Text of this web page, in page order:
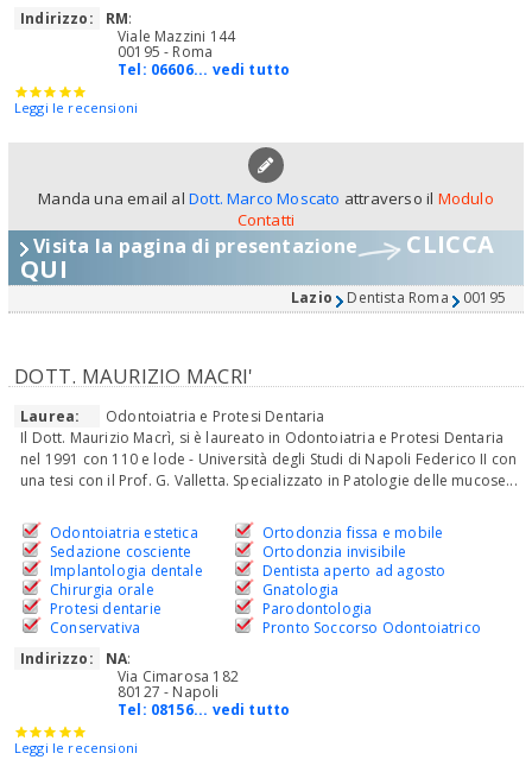
Indirizzo:
RM:
Viale Mazzini 144
00195 - Roma
Tel: 06606... vedi tutto
Leggi le recensioni
Manda una email al Dott. Marco Moscato attraverso il Modulo
Contatti
Visita la pagina di presentazione CLICCA
QUI
Lazio Dentista Roma 00195
DOTT. MAURIZIO MACRI'
Laurea:
Odontoiatria e Protesi Dentaria
Il Dott. Maurizio Macrì, si è laureato in Odontoiatria e Protesi Dentaria
nel 1991 con 110 e lode - Università degli Studi di Napoli Federico II con
una tesi con il Prof. G. Valletta. Specializzato in Patologie delle mucose...
Odontoiatria estetica
Sedazione cosciente
Implantologia dentale
Chirurgia orale
Protesi dentarie
Conservativa
Ortodonzia fissa e mobile
Ortodonzia invisibile
Dentista aperto ad agosto
Gnatologia
Parodontologia
Pronto Soccorso Odontoiatrico
Indirizzo:
NA:
Via Cimarosa 182
80127 - Napoli
Tel: 08156... vedi tutto
Leggi le recensioni